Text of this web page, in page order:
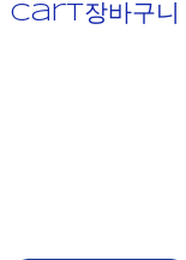
Cart장바구니